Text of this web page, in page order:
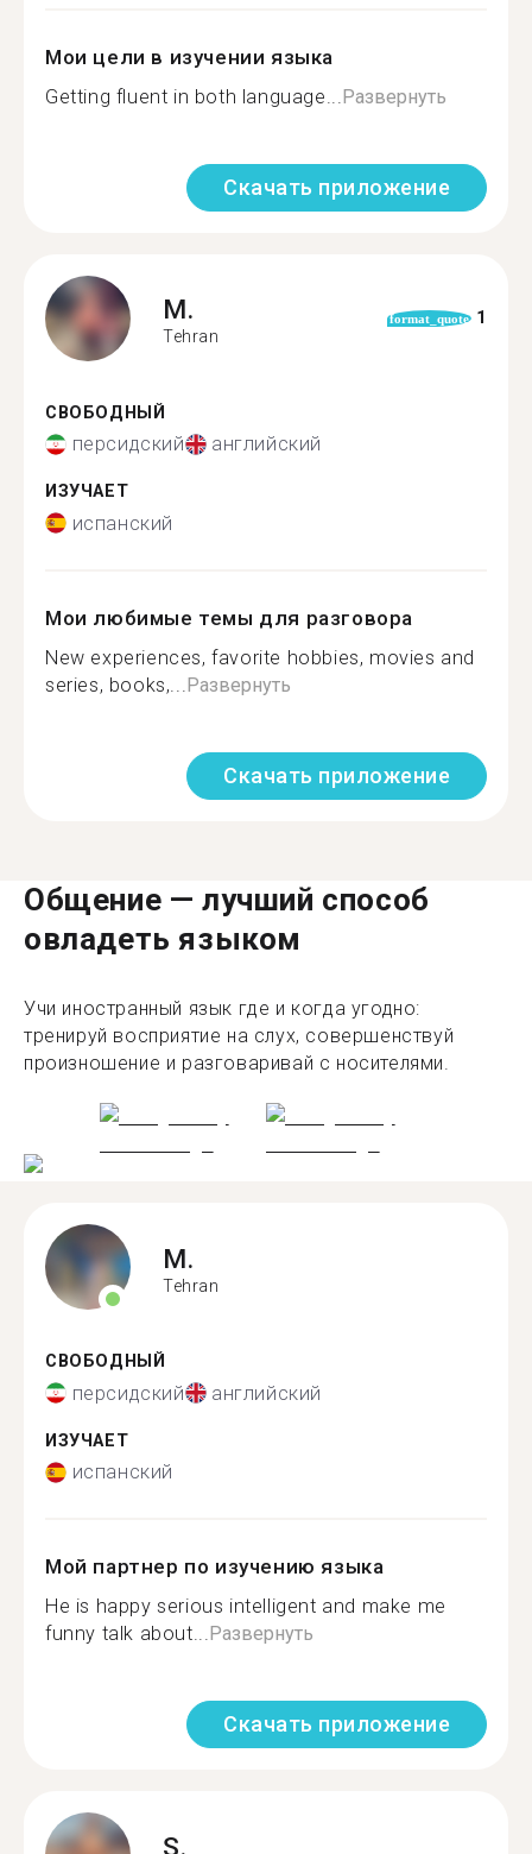
Мои цели в изучении языка
Getting fluent in both language... Развернуть
Скачать приложение
M.
Tehran
format_quote 1
СВОБОДНЫЙ
персидский английский
ИЗУЧАЕТ
испанский
Мои любимые темы для разговора
New experiences, favorite hobbies, movies and
series, books,... Развернуть
Скачать приложение
Общение — лучший способ
овладеть языком
Учи иностранный язык где и когда угодно:
тренируй восприятие на слух, совершенствуй
произношение и разговаривай с носителями.
M.
Tehran
СВОБОДНЫЙ
персидский английский
ИЗУЧАЕТ
испанский
Мой партнер по изучению языка
He is happy serious intelligent and make me
funny talk about...Развернуть
Скачать приложение
S.